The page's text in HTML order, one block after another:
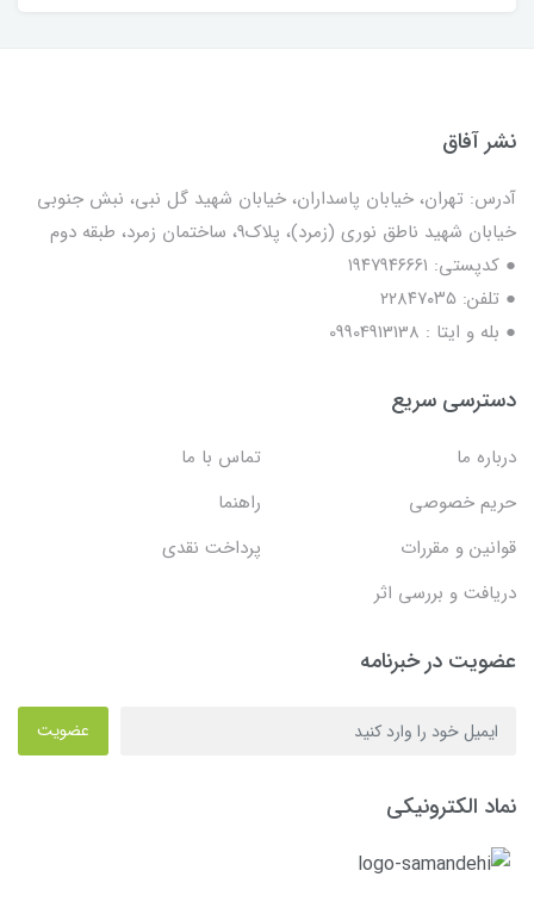
نشر آفاق
آدرس: تهران، خیابان پاسداران، خیابان شهید گل نبی، نبش جنوبی
خیابان شهید ناطق نوری (زمرد)، پلاک9، ساختمان زمرد، طبقه دوم
● کدپستی: ۱۹۴۷۹۴۶۶۶۱
● تلفن: ٢٢٨۴٧۰۳۵
● بله و ایتا : 09904913138
دسترسی سریع
درباره ما
تماس با ما
حریم خصوصی
راهنما
قوانین و مقررات
پرداخت نقدی
دریافت و بررسی اثر
عضویت در خبرنامه
عضویت
نماد الکترونیکی